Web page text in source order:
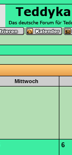
Mittwoch
6